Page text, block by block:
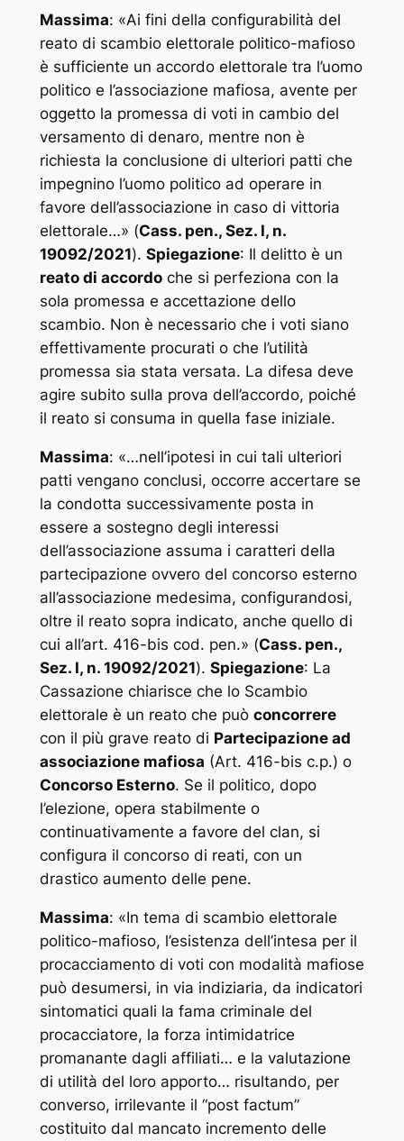
Massima: «Ai fini della configurabilità del
reato di scambio elettorale politico-mafioso
è sufficiente un accordo elettorale tra l’uomo
politico e l’associazione mafiosa, avente per
oggetto la promessa di voti in cambio del
versamento di denaro, mentre non è
richiesta la conclusione di ulteriori patti che
impegnino l’uomo politico ad operare in
favore dell’associazione in caso di vittoria
elettorale…» (Cass. pen., Sez. I, n.
19092/2021). Spiegazione: Il delitto è un
reato di accordoche si perfeziona con la
sola promessa e accettazione dello
scambio. Non è necessario che i voti siano
effettivamente procurati o che l’utilità
promessa sia stata versata. La difesa deve
agire subito sulla prova dell’accordo, poiché
il reato si consuma in quella fase iniziale.
Massima: «…nell’ipotesi in cui tali ulteriori
patti vengano conclusi, occorre accertare se
la condotta successivamente posta in
essere a sostegno degli interessi
dell’associazione assuma i caratteri della
partecipazione ovvero del concorso esterno
all’associazione medesima, configurandosi,
oltre il reato sopra indicato, anche quello di
cui all’art. 416-bis cod. pen.» (Cass. pen.,
Sez. I, n. 19092/2021). Spiegazione: La
Cassazione chiarisce che lo Scambio
elettorale è un reato che può concorrere
con il più grave reato di Partecipazione ad
associazione mafiosa (Art. 416-bis c.p.) o
Concorso Esterno. Se il politico, dopo
l’elezione, opera stabilmente o
continuativamente a favore del clan, si
configura il concorso di reati, con un
drastico aumento delle pene.
Massima: «In tema di scambio elettorale
politico-mafioso, l’esistenza dell’intesa per il
procacciamento di voti con modalità mafiose
può desumersi, in via indiziaria, da indicatori
sintomatici quali la fama criminale del
procacciatore, la forza intimidatrice
promanante dagli affiliati… e la valutazione
di utilità del loro apporto… risultando, per
converso, irrilevante il “post factum”
costituito dal mancato incremento delle